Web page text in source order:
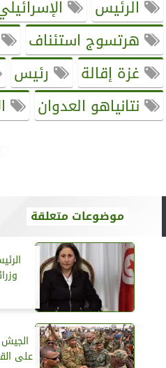
الرئيس
هرتسوج استئناف
غزة إقالة
رئيس
نتانياهو العدوان
موضوعات متعلقة
على